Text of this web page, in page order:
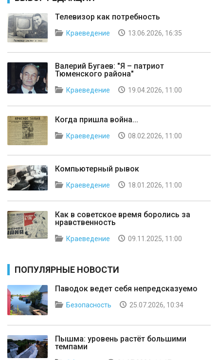
Телевизор как потребность
Краеведение 13.06.2026, 16:35
Валерий Бугаев: "Я – патриот
Тюменского района"
Краеведение 19.04.2026, 11:00
Когда пришла война...
Краеведение 08.02.2026, 11:00
Компьютерный рывок
Краеведение 18.01.2026, 11:00
Как в советское время боролись за
нравственность
Краеведение 09.11.2025, 11:00
ПОПУЛЯРНЫЕ НОВОСТИ
Паводок ведет себя непредсказуемо
Безопасность 25.07.2026, 10:34
Пышма: уровень растёт большими
темпами